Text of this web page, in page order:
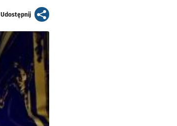
Udostępnijartykuł